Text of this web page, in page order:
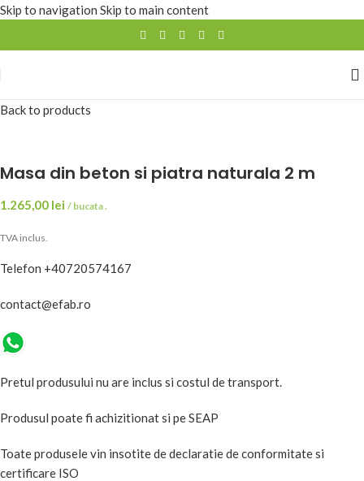
Skip to navigation Skip to main content
Back to products
Masa din beton si piatra naturala 2 m
1.265,00 lei / bucata .
TVA inclus.
Telefon +40720574167
contact@efab.ro
Pretul produsului nu are inclus si costul de transport.
Produsul poate fi achizitionat si pe SEAP
Toate produsele vin insotite de declaratie de conformitate si
certificare ISO